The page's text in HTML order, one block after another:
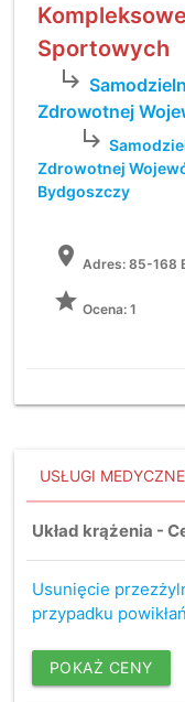
Sportowych
subdirectory_arrow_right
Zdrowotnej
subdirectory_arrow_right
Zdrowotnej
Bydgoszczy
location_on Adres:85-168
grade Ocena: 1
USŁUGI MEDYCZNE
Układ krążenia -
Usunięcie
przypadku powikłań
POKAŻ CENY